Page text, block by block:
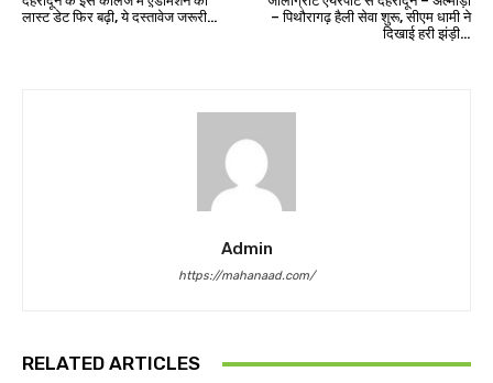
लास्ट डेट फिर बढ़ी, ये दस्तावेज जरूरी…
– पिथौरागढ़ हैली सेवा शुरू, सीएम धामी ने
दिखाई हरी झंड़ी…
Admin
https://mahanaad.com/
RELATED ARTICLES